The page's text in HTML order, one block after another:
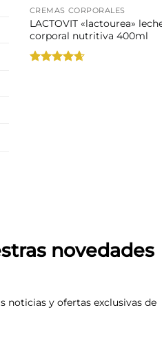
CREMAS CORPORALES
LACTOVIT «lactourea»
corporal nutritiva 400ml
novedades
noticias y ofertas exclusivas de